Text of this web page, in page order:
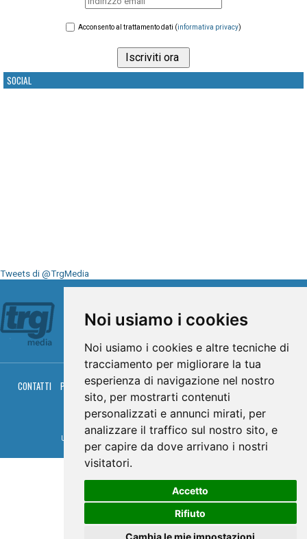
Noi usiamo i cookies
Noi usiamo i cookies e altre tecniche di
tracciamento per migliorare la tua
esperienza di navigazione nel nostro
sito, per mostrarti contenuti
personalizzati e annunci mirati, per
analizzare il traffico sul nostro sito, e
per capire da dove arrivano i nostri
visitatori.
Accetto
Rifiuto
Cambia le mie impostazioni
Acconsento al trattamento dati (informativa privacy)
SOCIAL
Tweets di @TrgMedia
CONTATTI PRIVACY COOKIES PALINSESTO DIRETTA TV
DIRETTA RADIO
RGM HITRADIO
© TRG Media 2005-2026
Umbria Televisioni s.r.l. - P.I.00496230541 - - Powered by